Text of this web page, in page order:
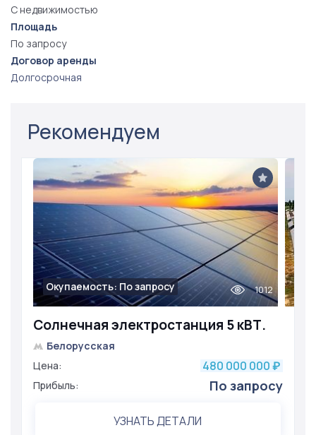
С недвижимостью
Площадь
По запросу
Договор аренды
Долгосрочная
Рекомендуем
Солнечная электростанция 5 кВТ.
Окупаемость: По запросу 1012
Белорусская
Цена:
480 000 000 ₽
Прибыль: По запросу
УЗНАТЬ ДЕТАЛИ